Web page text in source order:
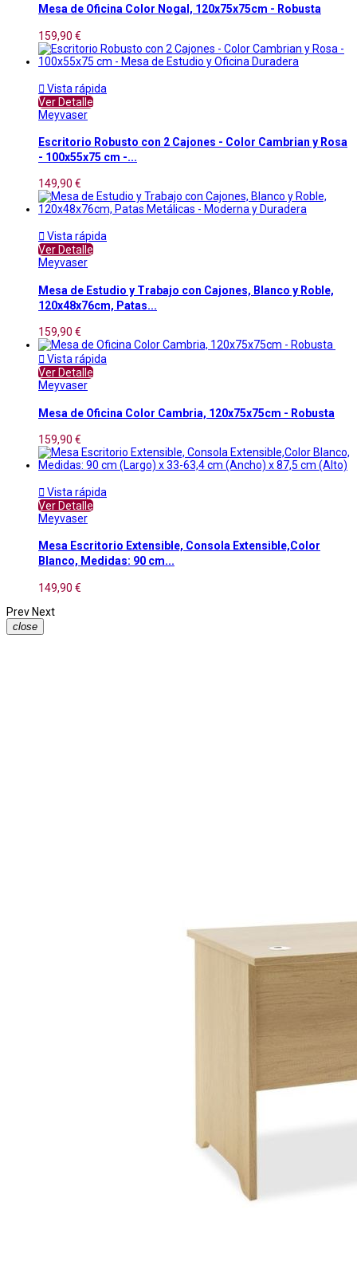
Mesa de Oficina Color Nogal, 120x75x75cm - Robusta
159,90 €
 Vista rápida
Ver Detalle
Meyvaser
Escritorio Robusto con 2 Cajones - Color Cambrian y Rosa
- 100x55x75 cm -...
149,90 €
 Vista rápida
Ver Detalle
Meyvaser
Mesa de Estudio y Trabajo con Cajones, Blanco y Roble,
120x48x76cm, Patas...
159,90 €
 Vista rápida
Ver Detalle
Meyvaser
Mesa de Oficina Color Cambria, 120x75x75cm - Robusta
159,90 €
 Vista rápida
Ver Detalle
Meyvaser
Mesa Escritorio Extensible, Consola Extensible,Color
Blanco, Medidas: 90 cm...
149,90 €
Prev Next
close